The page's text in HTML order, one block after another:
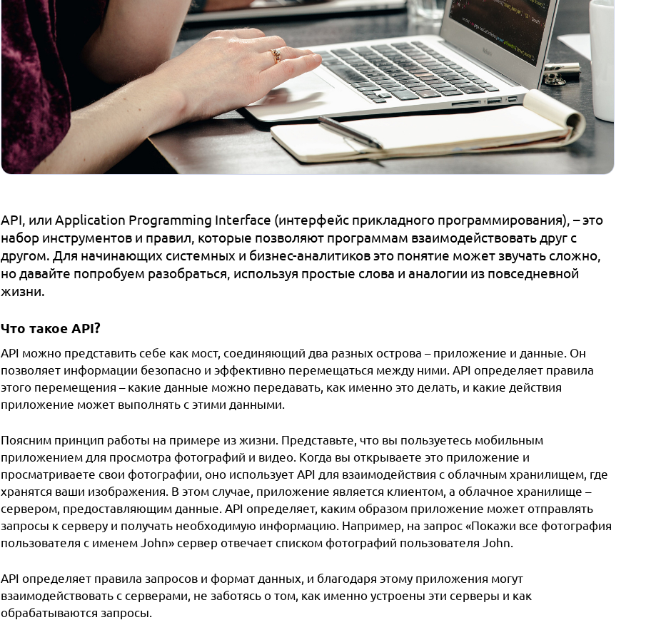
API, или Application Programming Interface (интерфейс прикладного программирования), – это
набор инструментов и правил, которые позволяют программам взаимодействовать друг с
другом. Для начинающих системных и бизнес-аналитиков это понятие может звучать сложно,
но давайте попробуем разобраться, используя простые слова и аналогии из повседневной
жизни.
Что такое API?
API можно представить себе как мост, соединяющий два разных острова – приложение и данные. Он
позволяет информации безопасно и эффективно перемещаться между ними. API определяет правила
этого перемещения – какие данные можно передавать, как именно это делать, и какие действия
приложение может выполнять с этими данными.
Поясним принцип работы на примере из жизни. Представьте, что вы пользуетесь мобильным
приложением для просмотра фотографий и видео. Когда вы открываете это приложение и
просматриваете свои фотографии, оно использует API для взаимодействия с облачным хранилищем, где
хранятся ваши изображения. В этом случае, приложение является клиентом, а облачное хранилище –
сервером, предоставляющим данные. API определяет, каким образом приложение может отправлять
запросы к серверу и получать необходимую информацию. Например, на запрос «Покажи все фотография
пользователя с именем John» сервер отвечает списком фотографий пользователя John.
API определяет правила запросов и формат данных, и благодаря этому приложения могут
взаимодействовать с серверами, не заботясь о том, как именно устроены эти серверы и как
обрабатываются запросы.